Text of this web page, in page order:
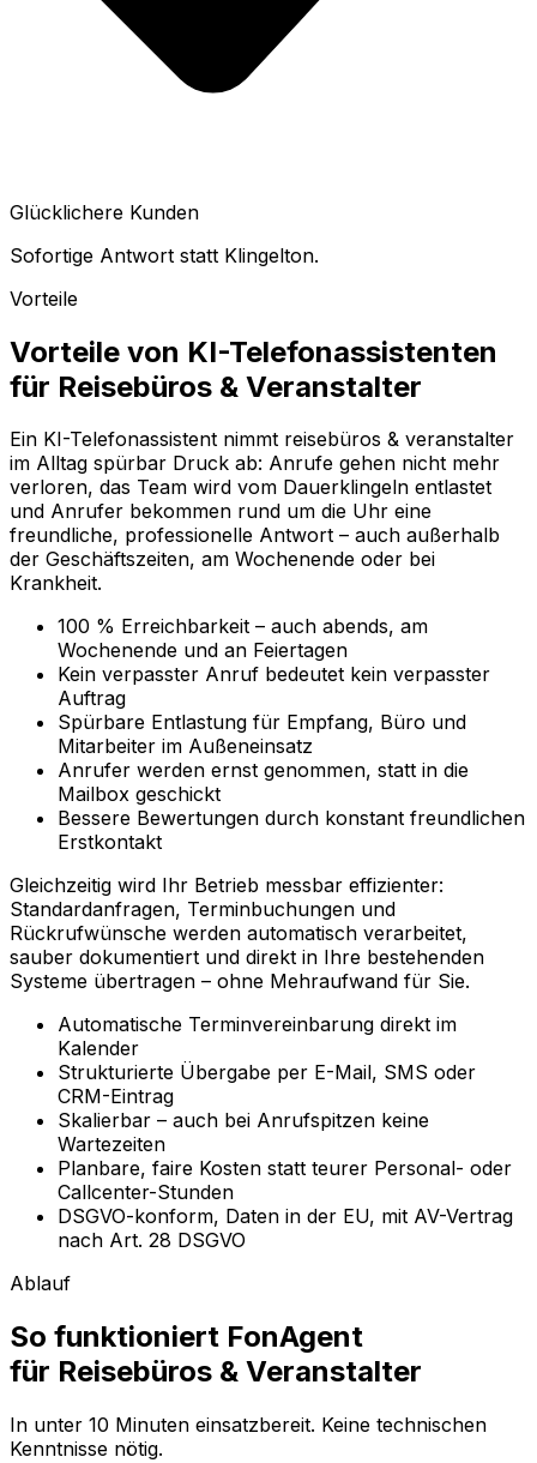
Glücklichere Kunden
Sofortige Antwort statt Klingelton.
Vorteile
Vorteile von KI-Telefonassistenten
für Reisebüros & Veranstalter
Ein KI-Telefonassistent nimmt reisebüros & veranstalter
im Alltag spürbar Druck ab: Anrufe gehen nicht mehr
verloren, das Team wird vom Dauerklingeln entlastet
und Anrufer bekommen rund um die Uhr eine
freundliche, professionelle Antwort – auch außerhalb
der Geschäftszeiten, am Wochenende oder bei
Krankheit.
100 % Erreichbarkeit – auch abends, am
Wochenende und an Feiertagen
Kein verpasster Anruf bedeutet kein verpasster
Auftrag
Spürbare Entlastung für Empfang, Büro und
Mitarbeiter im Außeneinsatz
Anrufer werden ernst genommen, statt in die
Mailbox geschickt
Bessere Bewertungen durch konstant freundlichen
Erstkontakt
Gleichzeitig wird Ihr Betrieb messbar effizienter:
Standardanfragen, Terminbuchungen und
Rückrufwünsche werden automatisch verarbeitet,
sauber dokumentiert und direkt in Ihre bestehenden
Systeme übertragen – ohne Mehraufwand für Sie.
Automatische Terminvereinbarung direkt im
Kalender
Strukturierte Übergabe per E-Mail, SMS oder
CRM-Eintrag
Skalierbar – auch bei Anrufspitzen keine
Wartezeiten
Planbare, faire Kosten statt teurer Personal- oder
Callcenter-Stunden
DSGVO-konform, Daten in der EU, mit AV-Vertrag
nach Art. 28 DSGVO
Ablauf
So funktioniert FonAgent
für Reisebüros & Veranstalter
In unter 10 Minuten einsatzbereit. Keine technischen
Kenntnisse nötig.